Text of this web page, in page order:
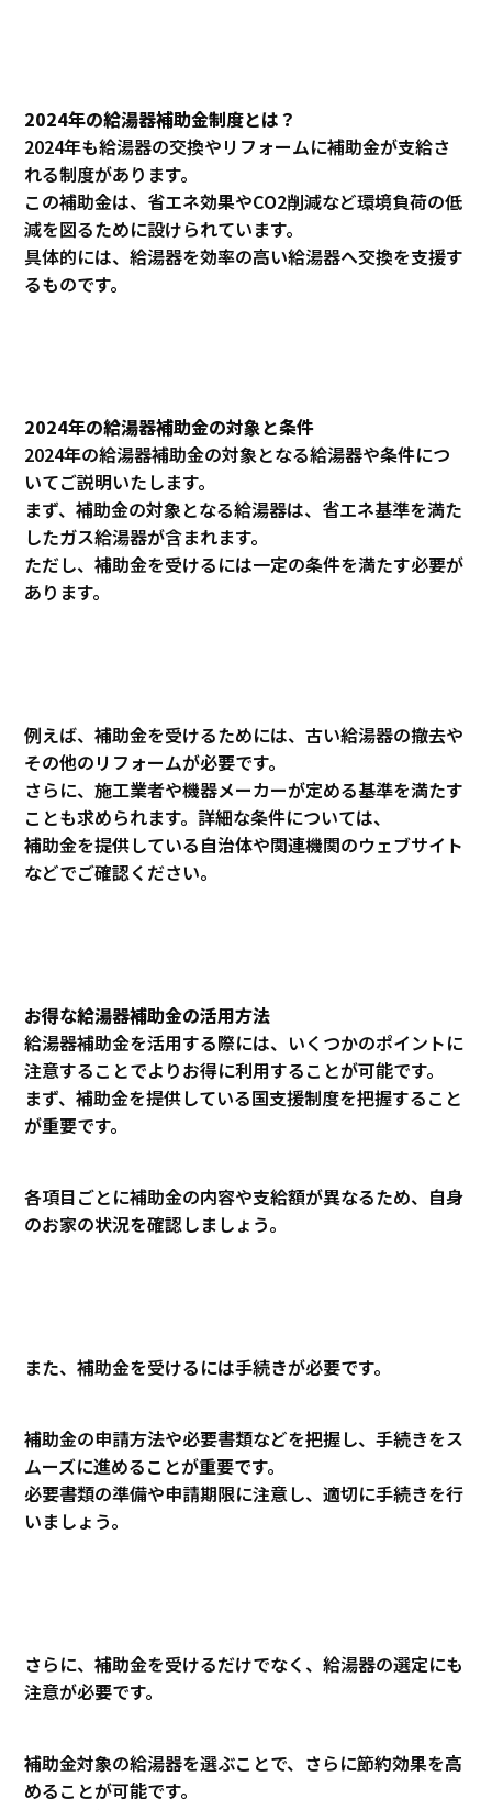
2024年の給湯器補助金制度とは？
2024年も給湯器の交換やリフォームに補助金が支給さ
れる制度があります。
この補助金は、省エネ効果やCO2削減など環境負荷の低
減を図るために設けられています。
具体的には、給湯器を効率の高い給湯器へ交換を支援す
るものです。
2024年の給湯器補助金の対象と条件
2024年の給湯器補助金の対象となる給湯器や条件につ
いてご説明いたします。
まず、補助金の対象となる給湯器は、省エネ基準を満た
したガス給湯器が含まれます。
ただし、補助金を受けるには一定の条件を満たす必要が
あります。
例えば、補助金を受けるためには、古い給湯器の撤去や
その他のリフォームが必要です。
さらに、施工業者や機器メーカーが定める基準を満たす
ことも求められます。詳細な条件については、
補助金を提供している自治体や関連機関のウェブサイト
などでご確認ください。
お得な給湯器補助金の活用方法
給湯器補助金を活用する際には、いくつかのポイントに
注意することでよりお得に利用することが可能です。
まず、補助金を提供している国支援制度を把握すること
が重要です。
各項目ごとに補助金の内容や支給額が異なるため、自身
のお家の状況を確認しましょう。
また、補助金を受けるには手続きが必要です。
補助金の申請方法や必要書類などを把握し、手続きをス
ムーズに進めることが重要です。
必要書類の準備や申請期限に注意し、適切に手続きを行
いましょう。
さらに、補助金を受けるだけでなく、給湯器の選定にも
注意が必要です。
補助金対象の給湯器を選ぶことで、さらに節約効果を高
めることが可能です。